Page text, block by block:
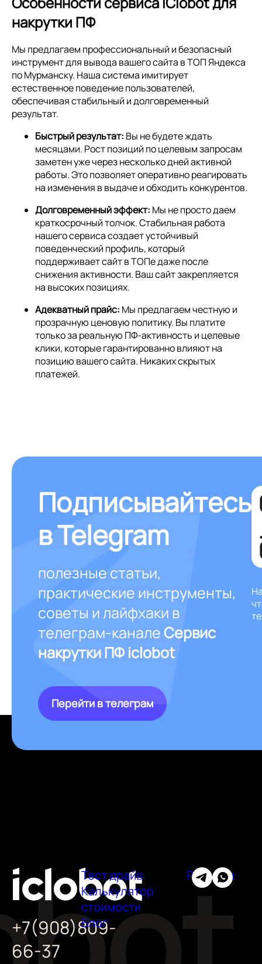
накрутки ПФ
Мы предлагаем профессиональный и безопасный
инструмент для вывода вашего сайта в ТОП Яндекса
по Мурманску. Наша система имитирует
естественное поведение пользователей,
обеспечивая стабильный и долговременный
результат.
Быстрый результат: Вы не будете ждать
месяцами. Рост позиций по целевым запросам
заметен уже через несколько дней активной
работы. Это позволяет оперативно реагировать
на изменения в выдаче и обходить конкурентов.
Долговременный эффект: Мы не просто даем
краткосрочный толчок. Стабильная работа
нашего сервиса создает устойчивый
поведенческий профиль, который
поддерживает сайт в ТОПе даже после
снижения активности. Ваш сайт закрепляется
на высоких позициях.
Адекватный прайс: Мы предлагаем честную и
прозрачную ценовую политику. Вы платите
только за реальную ПФ-активность и целевые
клики, которые гарантированно влияют на
позицию вашего сайта. Никаких скрытых
платежей.
Подписывайтесь
в Telegram
полезные статьи,
практические инструменты,
советы и лайфхаки в
телеграм-каналеСервис
накрутки ПФ iclobot
Перейти в телеграм
+7(908)809-
66-37
Тест драйв
Калькулятор
стоимости
Блог
Регионы